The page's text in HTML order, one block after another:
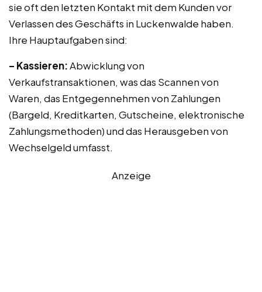
sie oft den letzten Kontakt mit dem Kunden vor
Verlassen des Geschäfts in Luckenwalde haben.
Ihre Hauptaufgaben sind:
– Kassieren:Abwicklung von
Verkaufstransaktionen, was das Scannen von
Waren, das Entgegennehmen von Zahlungen
(Bargeld, Kreditkarten, Gutscheine, elektronische
Zahlungsmethoden) und das Herausgeben von
Wechselgeld umfasst.
Anzeige